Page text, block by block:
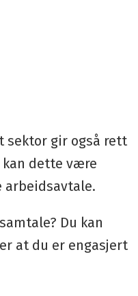
sektor gir også rett
dette være
Du kan
at du er engasjert